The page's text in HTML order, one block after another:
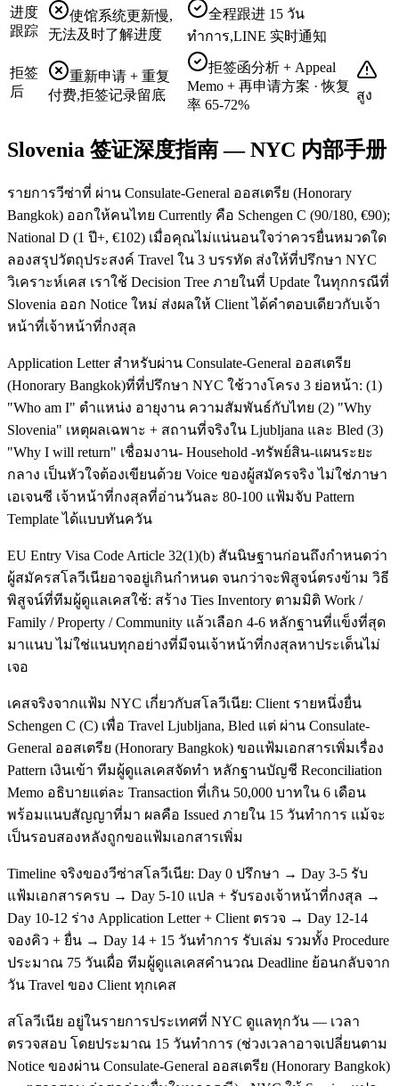
进度
跟踪
使馆系统更新慢,
无法及时了解进度
全程跟进 15 วัน
ทำการ,LINE 实时通知
拒签
后
重新申请 + 重复
付费,拒签记录留底
拒签函分析 + Appeal
Memo + 再申请方案 · 恢复
率 65-72%
สูง
Slovenia 签证深度指南 — NYC 内部手册
รายการวีซ่าที่ ผ่าน Consulate-General ออสเตรีย (Honorary
Bangkok) ออกให้คนไทย Currently คือ Schengen C (90/180, €90);
National D (1 ปี+, €102) เมื่อคุณไม่แน่นอนใจว่าควรยื่นหมวดใด
ลองสรุปวัตถุประสงค์ Travel ใน 3 บรรทัด ส่งให้ที่ปรึกษา NYC
วิเคราะห์เคส เราใช้ Decision Tree ภายในที่ Update ในทุกกรณีที่
Slovenia ออก Notice ใหม่ ส่งผลให้ Client ได้คำตอบเดียวกับเจ้า
หน้าที่เจ้าหน้าที่กงสุล
Application Letter สำหรับผ่าน Consulate-General ออสเตรีย
(Honorary Bangkok)ที่ที่ปรึกษา NYC ใช้วางโครง 3 ย่อหน้า: (1)
"Who am I" ตำแหน่ง อายุงาน ความสัมพันธ์กับไทย (2) "Why
Slovenia" เหตุผลเฉพาะ + สถานที่จริงใน Ljubljana และ Bled (3)
"Why I will return" เชื่อมงาน- Household -ทรัพย์สิน-แผนระยะ
กลาง เป็นหัวใจต้องเขียนด้วย Voice ของผู้สมัครจริง ไม่ใช่ภาษา
เอเจนซี เจ้าหน้าที่กงสุลที่อ่านวันละ 80-100 แฟ้มจับ Pattern
Template ได้แบบทันควัน
EU Entry Visa Code Article 32(1)(b) สันนิษฐานก่อนถึงกำหนดว่า
ผู้สมัครสโลวีเนียอาจอยู่เกินกำหนด จนกว่าจะพิสูจน์ตรงข้าม วิธี
พิสูจน์ที่ทีมผู้ดูแลเคสใช้: สร้าง Ties Inventory ตามมิติ Work /
Family / Property / Community แล้วเลือก 4-6 หลักฐานที่แข็งที่สุด
มาแนบ ไม่ใช่แนบทุกอย่างที่มีจนเจ้าหน้าที่กงสุลหาประเด็นไม่
เจอ
เคสจริงจากแฟ้ม NYC เกี่ยวกับสโลวีเนีย: Client รายหนึ่งยื่น
Schengen C (C) เพื่อ Travel Ljubljana, Bled แต่ ผ่าน Consulate-
General ออสเตรีย (Honorary Bangkok) ขอแฟ้มเอกสารเพิ่มเรื่อง
Pattern เงินเข้า ทีมผู้ดูแลเคสจัดทำ หลักฐานบัญชี Reconciliation
Memo อธิบายแต่ละ Transaction ที่เกิน 50,000 บาทใน 6 เดือน
พร้อมแนบสัญญาที่มา ผลคือ Issued ภายใน 15 วันทำการ แม้จะ
เป็นรอบสองหลังถูกขอแฟ้มเอกสารเพิ่ม
Timeline จริงของวีซ่าสโลวีเนีย: Day 0 ปรึกษา → Day 3-5 รับ
แฟ้มเอกสารครบ → Day 5-10 แปล + รับรองเจ้าหน้าที่กงสุล →
Day 10-12 ร่าง Application Letter + Client ตรวจ → Day 12-14
จองคิว + ยื่น → Day 14 + 15 วันทำการ รับเล่ม รวมทั้ง Procedure
ประมาณ 75 วันเผื่อ ทีมผู้ดูแลเคสคำนวณ Deadline ย้อนกลับจาก
วัน Travel ของ Client ทุกเคส
สโลวีเนีย อยู่ในรายการประเทศที่ NYC ดูแลทุกวัน — เวลา
ตรวจสอบ โดยประมาณ 15 วันทำการ (ช่วงเวลาอาจเปลี่ยนตาม
Notice ของผ่าน Consulate-General ออสเตรีย (Honorary Bangkok)